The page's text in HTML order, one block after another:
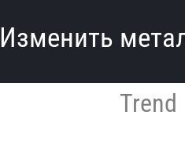
Изменить
Trend